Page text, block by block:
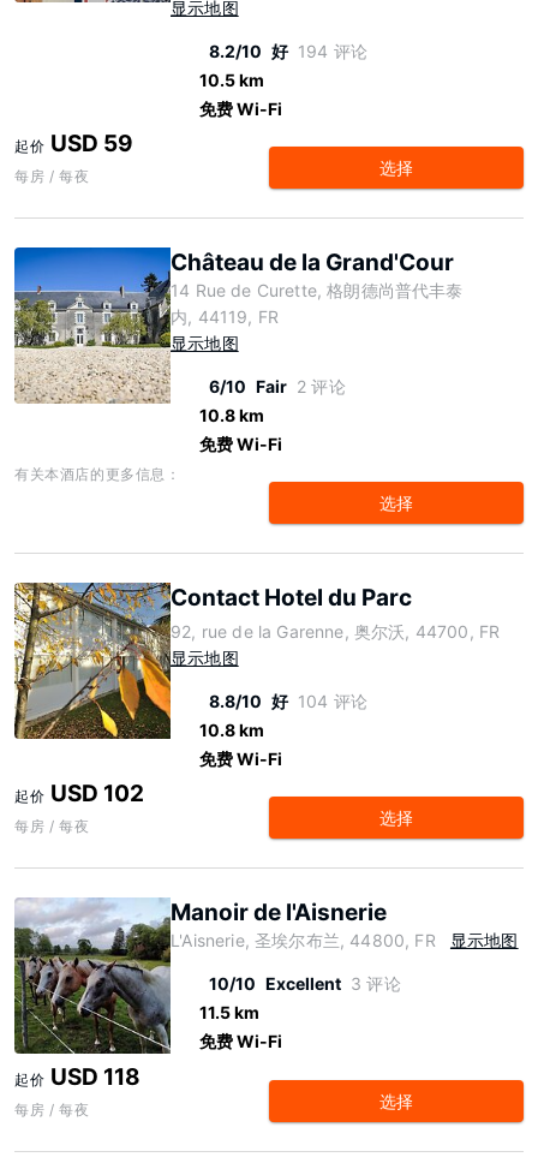
显示地图
8.2/10 好 194 评论
10.5 km
免费 Wi-Fi
起价 USD 59
每房 / 每夜 选择
Château de la Grand'Cour
14 Rue de Curette, 格朗德尚普代丰泰
内, 44119, FR
显示地图
6/10 Fair 2 评论
10.8 km
免费 Wi-Fi
有关本酒店的更多信息：
选择
Contact Hotel du Parc
92, rue de la Garenne, 奥尔沃, 44700, FR
显示地图
8.8/10 好 104 评论
10.8 km
免费 Wi-Fi
起价 USD 102
每房 / 每夜 选择
Manoir de l'Aisnerie
L'Aisnerie, 圣埃尔布兰, 44800, FR 显示地图
10/10 Excellent 3 评论
11.5 km
免费 Wi-Fi
起价 USD 118
每房 / 每夜 选择